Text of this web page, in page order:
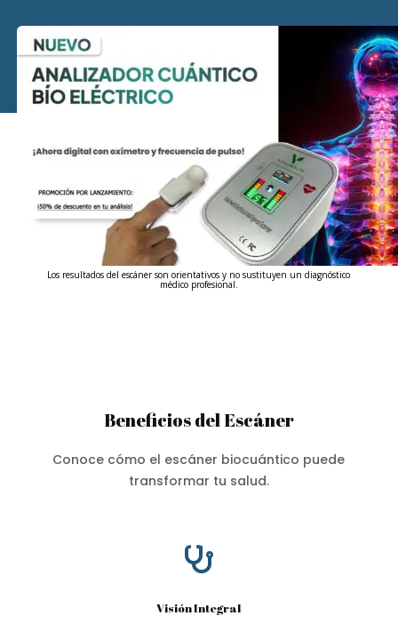
Los resultados del escáner son orientativos y no sustituyen un diagnóstico
médico profesional.
Beneficios del Escáner
Conoce cómo el escáner biocuántico puede
transformar tu salud.

Visión Integral